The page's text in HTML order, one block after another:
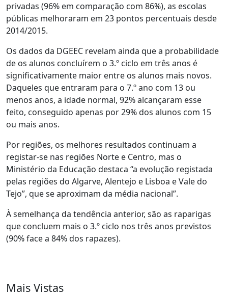
privadas (96% em comparação com 86%), as escolas
públicas melhoraram em 23 pontos percentuais desde
2014/2015.
Os dados da DGEEC revelam ainda que a probabilidade
de os alunos concluírem o 3.º ciclo em três anos é
significativamente maior entre os alunos mais novos.
Daqueles que entraram para o 7.º ano com 13 ou
menos anos, a idade normal, 92% alcançaram esse
feito, conseguido apenas por 29% dos alunos com 15
ou mais anos.
Por regiões, os melhores resultados continuam a
registar-se nas regiões Norte e Centro, mas o
Ministério da Educação destaca “a evolução registada
pelas regiões do Algarve, Alentejo e Lisboa e Vale do
Tejo”, que se aproximam da média nacional”.
À semelhança da tendência anterior, são as raparigas
que concluem mais o 3.º ciclo nos três anos previstos
(90% face a 84% dos rapazes).
Mais Vistas